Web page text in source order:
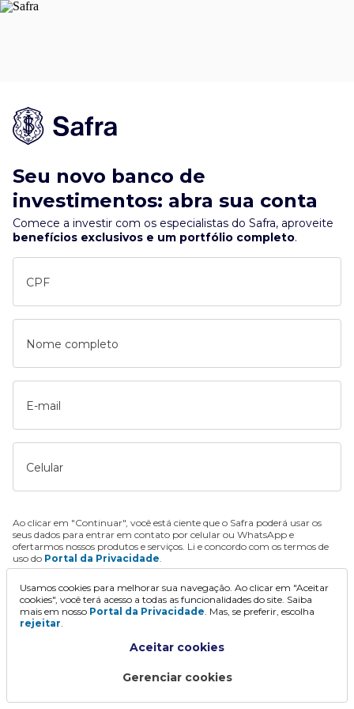
Seu novo banco de
investimentos: abra sua conta
Comece a investir com os especialistas do Safra, aproveite
benefícios exclusivos e um portfólio completo.
CPF
Nome completo
E-mail
Celular
Ao clicar em "Continuar", você está ciente que o Safra poderá usar os
seus dados para entrar em contato por celular ou WhatsApp e
ofertarmos nossos produtos e serviços. Li e concordo com os termos de
uso do Portal da Privacidade.
Continuar
Usamos cookies para melhorar sua navegação. Ao clicar em "Aceitar
cookies", você terá acesso a todas as funcionalidades do site. Saiba
mais em nosso Portal da Privacidade. Mas, se preferir, escolha
rejeitar.
Aceitar cookies
Gerenciar cookies